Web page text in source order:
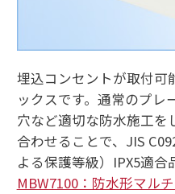
埋込コンセントが取付可
ックスです。通常のプレ
穴など適切な防水施工を
合わせることで、JIS
よる保護等級）IPX5適合
MBW7100：防水形マル